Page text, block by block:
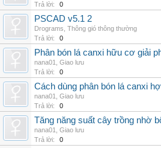
Trả lời:
0
PSCAD v5.1 2
Drograms Thông gió thông thường
Trả lời:
0
Phân bón lá canxi hữu cơ giải
nana01
Giao lưu
Trả lời:
0
Cách dùng phân bón lá canxi
nana01
Giao lưu
Trả lời:
0
Tăng năng suất cây trồng nhờ
nana01
Giao lưu
Trả lời:
0